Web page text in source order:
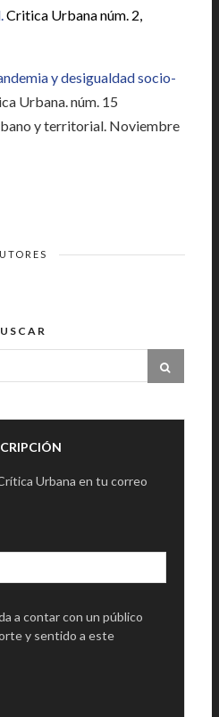
Critica Urbana núm. 2,
y desigualdad socio-
Urbana. núm. 15
y territorial. Noviembre
Urbana en tu correo
a contar con un público
y sentido a este